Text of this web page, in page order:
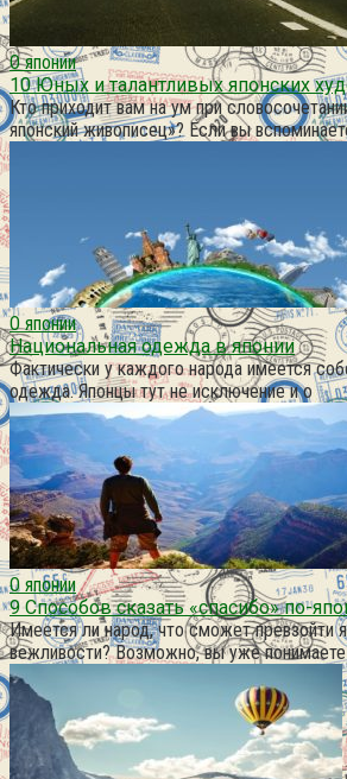
О японии
10 Юных и талантливых японских
Кто приходит вам на ум при
японский живописец»? Если вы
О японии
Национальная одежда в японии
Фактически у каждого народа имеется
одежда. Японцы тут не исключение и о
О японии
9 Способов сказать «спасибо» по-
Имеется ли народ, что сможет превзойти
вежливости? Возможно, вы уже понимаете